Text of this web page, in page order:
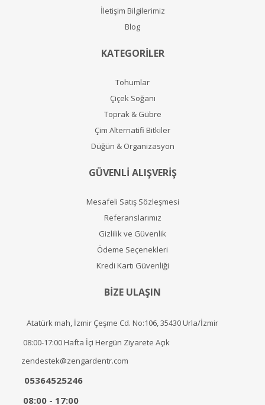
İletişim Bilgilerimiz
Blog
KATEGORİLER
Tohumlar
Çiçek Soğanı
Toprak & Gübre
Çim Alternatifi Bitkiler
Düğün & Organizasyon
GÜVENLİ ALIŞVERİŞ
Mesafeli Satış Sözleşmesi
Referanslarımız
Gizlilik ve Güvenlik
Ödeme Seçenekleri
Kredi Kartı Güvenliği
BİZE ULAŞIN
Atatürk mah, İzmir Çeşme Cd. No:106, 35430 Urla/İzmir
08:00-17:00 Hafta İçi Hergün Ziyarete Açık
zendestek@zengardentr.com
05364525246
08:00 - 17:00